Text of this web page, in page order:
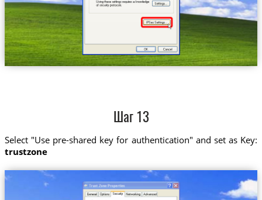
Шаг 13
Select "Use pre-shared key for authentication" and set as Key:
trustzone